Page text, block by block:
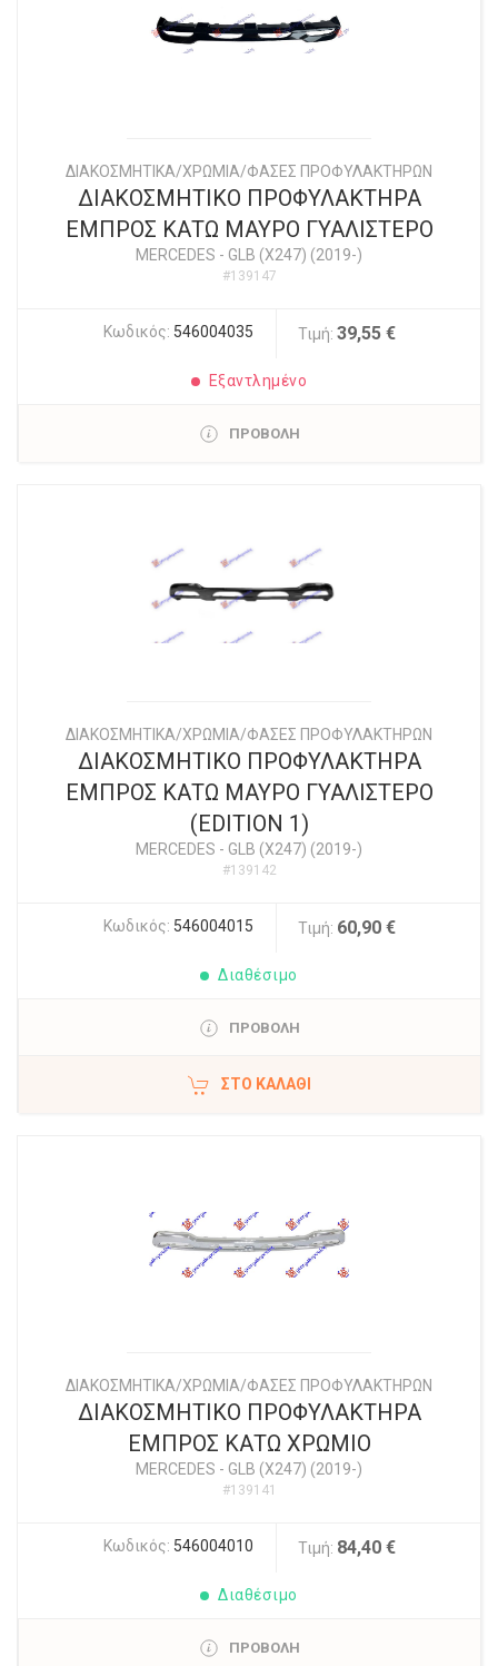
ΔΙΑΚΟΣΜΗΤΙΚΑ/ΧΡΩΜΙΑ/ΦΑΣΕΣ ΠΡΟΦΥΛΑΚΤΗΡΩΝ
ΔΙΑΚΟΣΜΗΤΙΚΟ ΠΡΟΦΥΛΑΚΤΗΡΑ
ΕΜΠΡΟΣ ΚΑΤΩ ΜΑΥΡΟ ΓΥΑΛΙΣΤΕΡΟ
MERCEDES - GLB (X247) (2019-)
#139147
Κωδικός: 546004035 Τιμή: 39,55 €
Εξαντλημένο
ΠΡΟΒΟΛΗ
ΔΙΑΚΟΣΜΗΤΙΚΑ/ΧΡΩΜΙΑ/ΦΑΣΕΣ ΠΡΟΦΥΛΑΚΤΗΡΩΝ
ΔΙΑΚΟΣΜΗΤΙΚΟ ΠΡΟΦΥΛΑΚΤΗΡΑ
ΕΜΠΡΟΣ ΚΑΤΩ ΜΑΥΡΟ ΓΥΑΛΙΣΤΕΡΟ
(EDITION 1)
MERCEDES - GLB (X247) (2019-)
#139142
Κωδικός: 546004015 Τιμή: 60,90 €
Διαθέσιμο
ΠΡΟΒΟΛΗ
ΣΤΟ ΚΑΛΆΘΙ
ΔΙΑΚΟΣΜΗΤΙΚΑ/ΧΡΩΜΙΑ/ΦΑΣΕΣ ΠΡΟΦΥΛΑΚΤΗΡΩΝ
ΔΙΑΚΟΣΜΗΤΙΚΟ ΠΡΟΦΥΛΑΚΤΗΡΑ
ΕΜΠΡΟΣ ΚΑΤΩ ΧΡΩΜΙΟ
MERCEDES - GLB (X247) (2019-)
#139141
Κωδικός: 546004010 Τιμή: 84,40 €
Διαθέσιμο
ΠΡΟΒΟΛΗ